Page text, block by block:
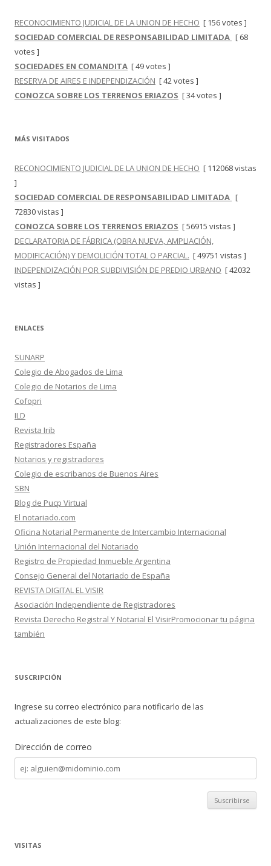
RECONOCIMIENTO JUDICIAL DE LA UNION DE HECHO [ 156 votes ]
SOCIEDAD COMERCIAL DE RESPONSABILIDAD LIMITADA [ 68
votes ]
SOCIEDADES EN COMANDITA [ 49 votes ]
RESERVA DE AIRES E INDEPENDIZACIÓN [ 42 votes ]
CONOZCA SOBRE LOS TERRENOS ERIAZOS [ 34 votes ]
MÁS VISITADOS
RECONOCIMIENTO JUDICIAL DE LA UNION DE HECHO [ 112068 vistas
]
SOCIEDAD COMERCIAL DE RESPONSABILIDAD LIMITADA [
72830 vistas ]
CONOZCA SOBRE LOS TERRENOS ERIAZOS [ 56915 vistas ]
DECLARATORIA DE FÁBRICA (OBRA NUEVA, AMPLIACIÓN,
MODIFICACIÓN) Y DEMOLICIÓN TOTAL O PARCIAL. [ 49751 vistas ]
INDEPENDIZACIÓN POR SUBDIVISIÓN DE PREDIO URBANO [ 42032
vistas ]
ENLACES
SUNARP
Colegio de Abogados de Lima
Colegio de Notarios de Lima
Cofopri
ILD
Revista Irib
Registradores España
Notarios y registradores
Colegio de escribanos de Buenos Aires
SBN
Blog de Pucp Virtual
El notariado.com
Oficina Notarial Permanente de Intercambio Internacional
Unión Internacional del Notariado
Registro de Propiedad Inmueble Argentina
Consejo General del Notariado de España
REVISTA DIGITAL EL VISIR
Asociación Independiente de Registradores
Revista Derecho Registral Y Notarial El VisirPromocionar tu página
también
SUSCRIPCIÓN
Ingrese su correo electrónico para notificarlo de las
actualizaciones de este blog:
Dirección de correo
Dirección
de
correo
VISITAS